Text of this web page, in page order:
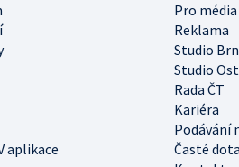
Pro média
Reklama
Studio
Studio
Rada ČT
Kariéra
Podávání
aplikace
Časté